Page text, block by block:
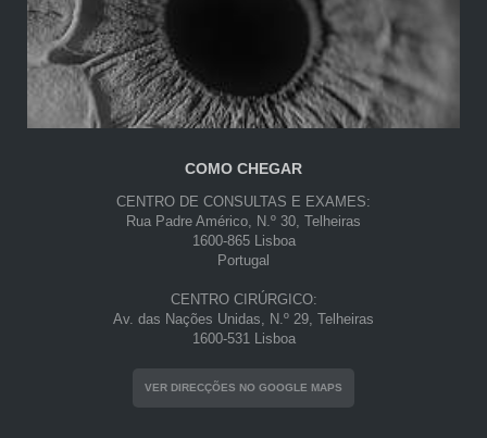
COMO CHEGAR
CENTRO DE CONSULTAS E EXAMES:
Rua Padre Américo, N.º 30, Telheiras
1600-865 Lisboa
Portugal
CENTRO CIRÚRGICO:
Av. das Nações Unidas, N.º 29, Telheiras
1600-531 Lisboa
VER DIRECÇÕES NO GOOGLE MAPS